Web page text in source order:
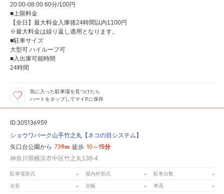
20:00-08:00 60分/100円
■上限料金
【全日】最大料金入庫後24時間以内1100円
※最大料金は繰り返し適用となります。
■駐車サイズ
大型可 ハイルーフ可
■入出庫可能時間
24時間
気に入った駐車場を見つけたら
ハートをタップしてマイPに保存
ID:305136959
ショウワパーク山手竹之丸【ネコの目システム】
矢口台公園から 739m 徒歩 10～15分
神奈川県横浜市中区竹之丸138-4
駐車場形式 - 屋内外形式 - 駐車台数 -
全長 - 全幅 - 車高 -